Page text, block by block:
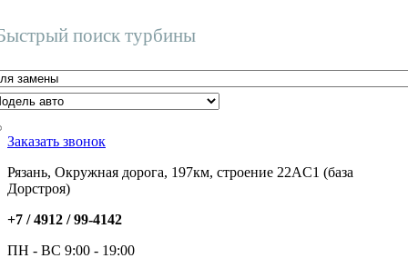
поиск турбины
Заказать звонок
Рязань, Окружная дорога, 197км, строение 22АC1 (база
Дорстроя)
+7 / 4912 /99-4142
ПН - ВС 9:00 - 19:00